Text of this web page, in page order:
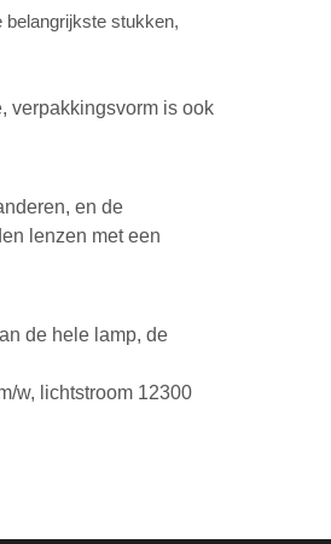
belangrijkste stukken,
verpakkingsvorm is ook
en de
lenzen met een
de hele lamp, de
w, lichtstroom 12300